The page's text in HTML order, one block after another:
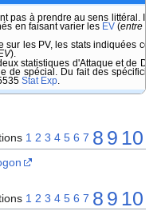
pas à prendre au sens littéral. Il
en faisant varier les EV (entre 0 et
sur les PV, les stats indiquées
).
statistiques d'Attaque et de
de spécial. Du fait des spécificités
Stat Exp.
1 2 3 4 5 6 7 8 9 10
1 2 3 4 5 6 7 8 9 10